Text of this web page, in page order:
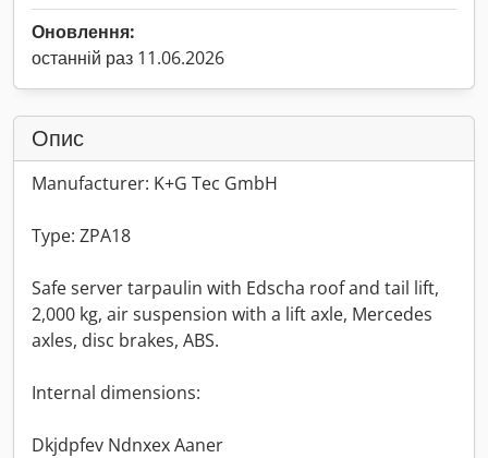
Оновлення:
останній раз 11.06.2026
Опис
Manufacturer: K+G Tec GmbH
Type: ZPA18
Safe server tarpaulin with Edscha roof and tail lift,
2,000 kg, air suspension with a lift axle, Mercedes
axles, disc brakes, ABS.
Internal dimensions:
Dkjdpfev Ndnxex Aaner